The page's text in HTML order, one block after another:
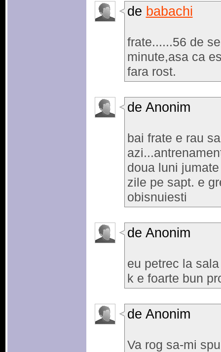
de babachi
frate......56 de
minute,asa ca
fara rost.
de Anonim
bai frate e rau
doua luni
zile pe sapt. e
obisnuiesti
de Anonim
eu petrec la
k e foarte bun
de Anonim
Va rog sa-mi